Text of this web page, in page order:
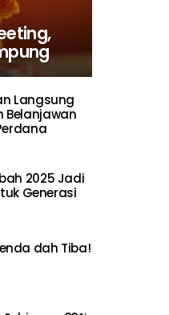
Langsung
Belanjawan
2025 Jadi
Generasi
dah Tiba!